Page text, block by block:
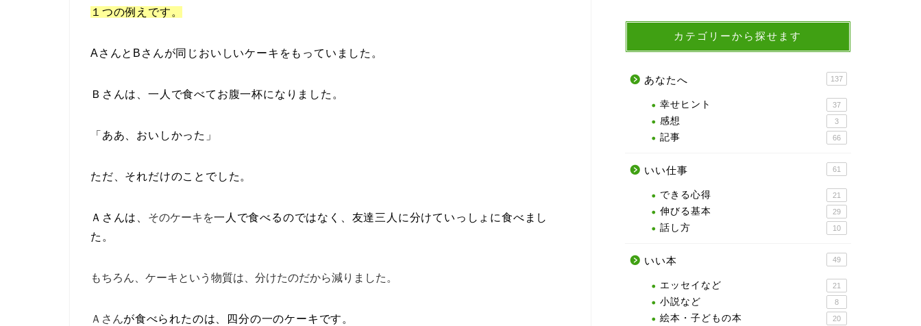
１つの例えです。
AさんとBさんが同じおいしいケーキをもっていました。
Ｂさんは、一人で食べてお腹一杯になりました。
「ああ、おいしかった」
ただ、それだけのことでした。
Ａさんは、 そのケーキを一人で食べるのではなく、友達三人に分けていっしょに食べまし
た。
もちろん、ケーキという物質は、分けたのだから減りました。
Ａさんが食べられたのは、四分の一のケーキです。
カテゴリーから探せます
あなたへ 137
幸せヒント 37
感想 3
記事 66
いい仕事 61
できる心得 21
伸びる基本 29
話し方 10
いい本 49
エッセイなど 21
小説など 8
絵本・子どもの本 20